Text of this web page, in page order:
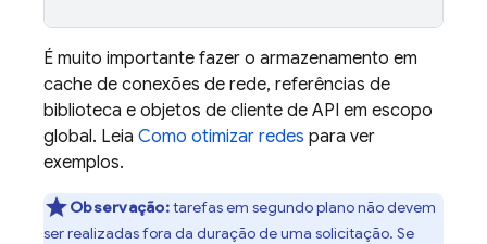
É muito importante fazer o armazenamento em
cache de conexões de rede, referências de
biblioteca e objetos de cliente de API em escopo
global. Leia Como otimizar redes para ver
exemplos.
Observação:tarefas em segundo plano não devem
ser realizadas fora da duração de uma solicitação. Se